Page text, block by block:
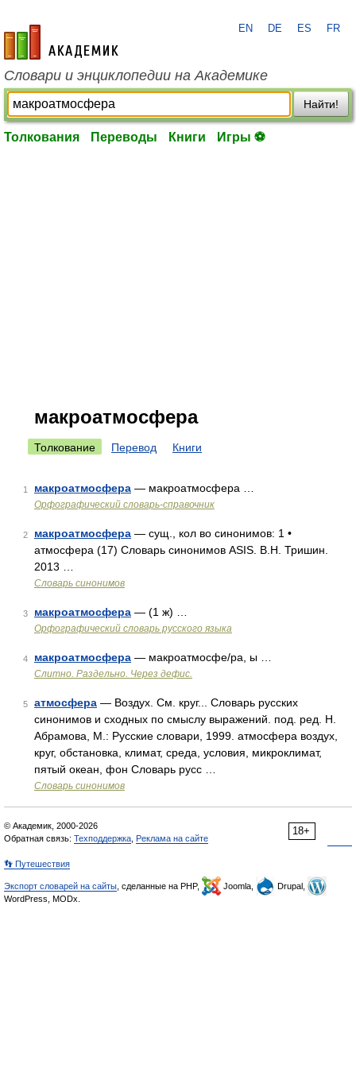
academic.ru
EN DE ES FR
Словари и энциклопедии на Академике
Найти!
Толкования Переводы Книги Игры ⚽
макроатмосфера
Толкование Перевод Книги
1 макроатмосфера — макроатмосфера …
Орфографический словарь-справочник
2 макроатмосфера — сущ., кол во синонимов: 1 •
атмосфера (17) Словарь синонимов ASIS. В.Н. Тришин.
2013 …
Словарь синонимов
3 макроатмосфера — (1 ж) …
Орфографический словарь русского языка
4 макроатмосфера — макроатмосфе/ра, ы …
Слитно. Раздельно. Через дефис.
5 атмосфера — Воздух. См. круг... Словарь русских
синонимов и сходных по смыслу выражений. под. ред. Н.
Абрамова, М.: Русские словари, 1999. атмосфера воздух,
круг, обстановка, климат, среда, условия, микроклимат,
пятый океан, фон Словарь русс …
Словарь синонимов
18+
© Академик, 2000-2026
Обратная связь: Техподдержка Реклама на сайте
👣 Путешествия
Экспорт словарей на сайты , сделанные на PHP, Joomla,
Drupal,
WordPress, MODx.